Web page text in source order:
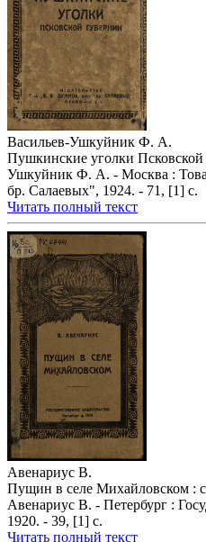
Васильев-Ушкуйник Ф. А.
Пушкинские уголки Псковской
Ушкуйник Ф. А. - Москва :
бр. Салаевых", 1924. - 71, [1] с.
Читать полный текст
Авенариус В.
Пущин в селе Михайловском :
Авенариус В. - Петербург :
1920. - 39, [1] с.
Читать полный текст